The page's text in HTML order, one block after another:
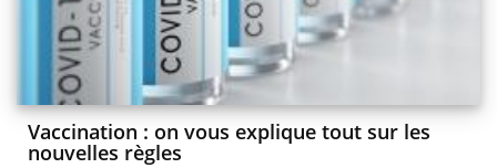
Vaccination : on vous explique tout sur les
nouvelles règles